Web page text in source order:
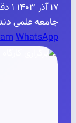
۱۷ آذر ۱۴۰۳ ۱ دقیقه مطالعه
جامعه علمی
WhatsApp